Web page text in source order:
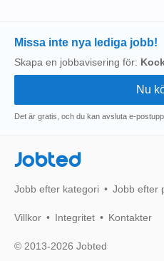
Missa inte nya lediga jobb!
Skapa en jobbavisering för:
Det är gratis, och du kan avsluta e-
Jobted
Jobb efter kategori Jobb efter
Villkor Integritet Kontakter
© 2013-2026 Jobted